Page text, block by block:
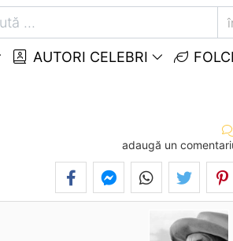
AUTORI CELEBRI
adaugă un